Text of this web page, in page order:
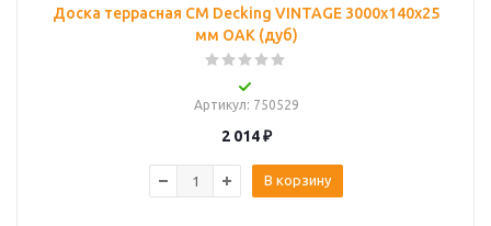
Доска террасная CM Decking VINTAGE 3000х140х25
мм OAK (дуб)
Артикул: 750529
2 014₽
В корзину